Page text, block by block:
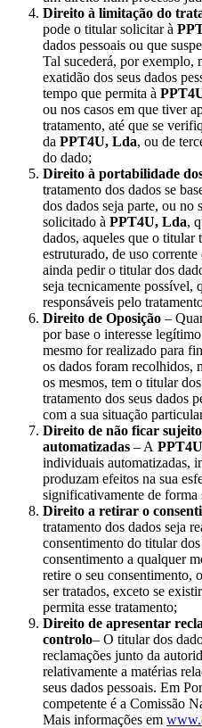
Direito à limitação do
pode o titular solicitar à
dados pessoais ou que
Tal sucederá, por exemplo,
exatidão dos seus dados
tempo que permita à
ou nos casos em que tiver
tratamento, até que se
da PPT4U, Lda, ou de
do dado;
Direito à portabilidade
tratamento dos dados se
dos dados seja parte, ou no
solicitado à PPT4U, Lda,
dados, aqueles que o
estruturado, de uso
ainda pedir o titular dos
seja tecnicamente possível,
responsáveis pelo
Direito de Oposição –
por base o interesse
mesmo for realizado para
os dados foram recolhidos,
os mesmos, tem o titular
tratamento dos seus dados
com a sua situação
Direito de não ficar
automatizadas – A
individuais automatizadas,
produzam efeitos na sua
significativamente de forma
Direito a retirar o
tratamento dos dados seja
consentimento do titular
consentimento a qualquer
retire o seu consentimento,
ser tratados, exceto se
permita esse tratamento;
Direito de apresentar
controlo– O titular dos
reclamações junto da
relativamente a matérias
seus dados pessoais. Em
competente é a Comissão
Mais informações em